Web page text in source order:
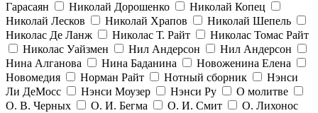
Гарасаян
Николай Дорошенко
Николай Копец
Николай Лесков
Николай Храпов
Николай Шепель
Николас Де Ланж
Николас Т. Райт
Николас Томас Райт
Николас Уайзмен
Нил Андерсон
Нил Андерсон
Нина Алганова
Нина Баданина
Новоженина Елена
Новомедия
Норман Райт Нотный сборник
Нэнси
Ли ДеМосс
Нэнси Моузер Нэнси Ру
О молитве
О. В. Черных
О. И. Бегма О. И. Смит
О. Лихонос